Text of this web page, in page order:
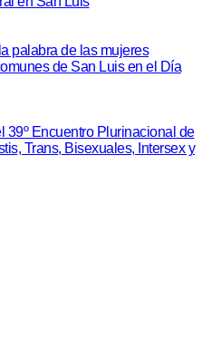
palabra de las mujeres
de San Luis en el Día
39º Encuentro Plurinacional de
Trans, Bisexuales, Intersex y